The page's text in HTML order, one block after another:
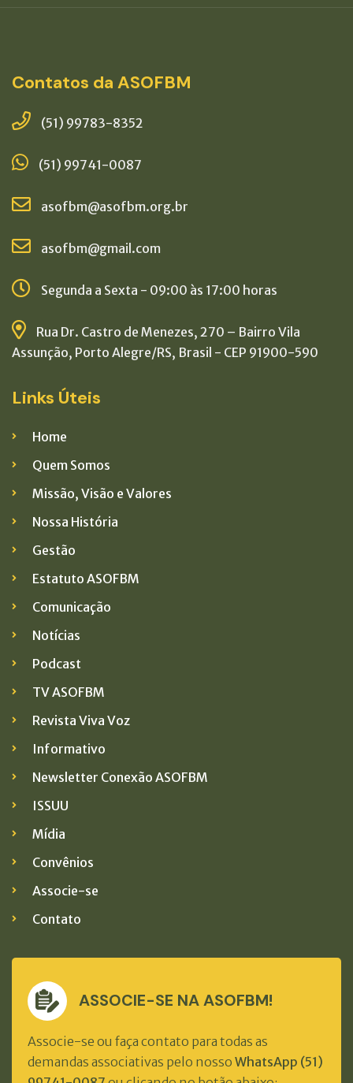
Contatos da ASOFBM
(51) 99783-8352
(51) 99741-0087
asofbm@asofbm.org.br
asofbm@gmail.com
Segunda a Sexta - 09:00 às 17:00 horas
Rua Dr. Castro de Menezes, 270 – Bairro Vila
Assunção, Porto Alegre/RS, Brasil - CEP 91900-590
Links Úteis
Home
Quem Somos
Missão, Visão e Valores
Nossa História
Gestão
Estatuto ASOFBM
Comunicação
Notícias
Podcast
TV ASOFBM
Revista Viva Voz
Informativo
Newsletter Conexão ASOFBM
ISSUU
Mídia
Convênios
Associe-se
Contato
ASSOCIE-SE NA ASOFBM!
Associe-se ou faça contato para todas as
demandas associativas pelo nosso WhatsApp (51)